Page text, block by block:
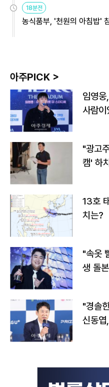
18분전
농식품부, '천원의 아침밥'
아주PICK >
임영
사람
"광고
캠' 하
13호
치는?
"속옷
생 돌
"경솔
신동